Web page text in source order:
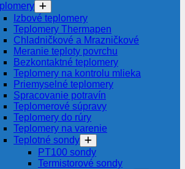
Izbové teplomery
Teplomery Thermapen
Chladničkové a Mrazničkové
Meranie teploty povrchu
Bezkontaktné teplomery
Teplomery na kontrolu mlieka
Priemyselné teplomery
Spracovanie potravín
Teplomerové súpravy
Teplomery do rúry
Teplomery na varenie
Teplotné sondy
PT100 sondy
Termistorové sondy